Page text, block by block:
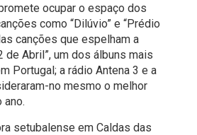
ocupar o espaço dos
como “Dilúvio” e “Prédio
canções que espelham a
de Abril”, um dos álbuns mais
Portugal; a rádio Antena 3 e a
no mesmo o melhor
ano.
setubalense em Caldas das